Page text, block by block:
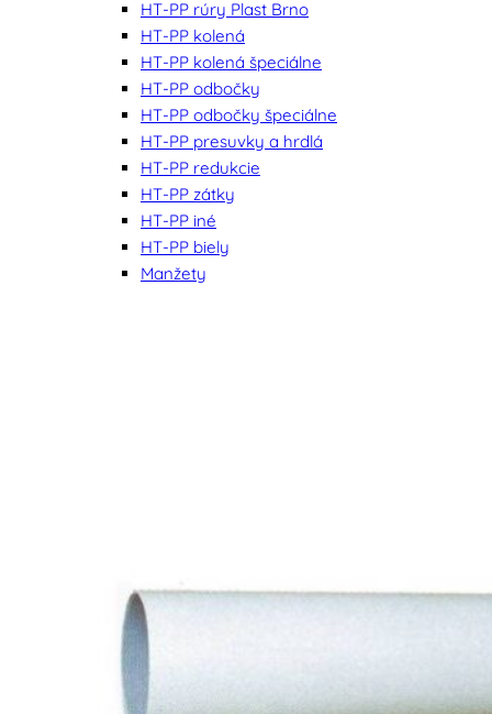
HT-PP rúry Plast Brno
HT-PP kolená
HT-PP kolená špeciálne
HT-PP odbočky
HT-PP odbočky špeciálne
HT-PP presuvky a hrdlá
HT-PP redukcie
HT-PP zátky
HT-PP iné
HT-PP biely
Manžety